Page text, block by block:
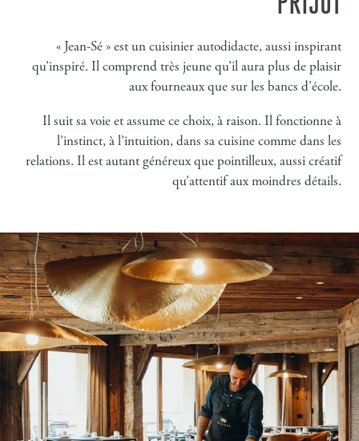
« Jean-Sé » est un cuisinier autodidacte, aussi inspirant
qu’inspiré. Il comprend très jeune qu’il aura plus de plaisir
aux fourneaux que sur les bancs d’école.
Il suit sa voie et assume ce choix, à raison. Il fonctionne à
l’instinct, à l’intuition, dans sa cuisine comme dans les
relations. Il est autant généreux que pointilleux, aussi créatif
qu’attentif aux moindres détails.